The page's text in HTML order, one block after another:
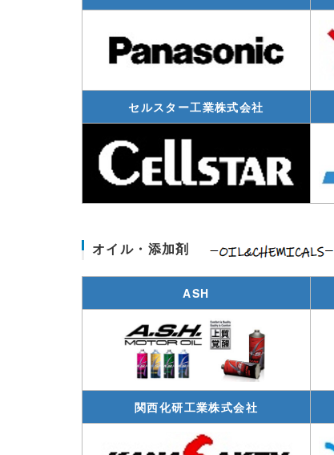
セルスター工業株式会社
オイル・添加剤
ASH
関西化研工業株式会社